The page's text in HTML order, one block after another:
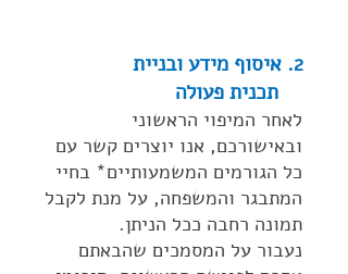
2. איסוף מידע ובניית
תכנית פעולה
לאחר המיפוי הראשוני
ובאישורכם, אנו יוצרים קשר עם
כל הגורמים המשמעותיים* בחיי
המתבגר והמשפחה, על מנת לקבל
תמונה רחבה ככל הניתן.
נעבור על המסמכים שהבאתם